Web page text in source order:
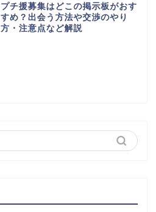
プチ援募集はどこの掲示板がおす
すめ？出会う方法や交渉のやり
方・注意点など解説